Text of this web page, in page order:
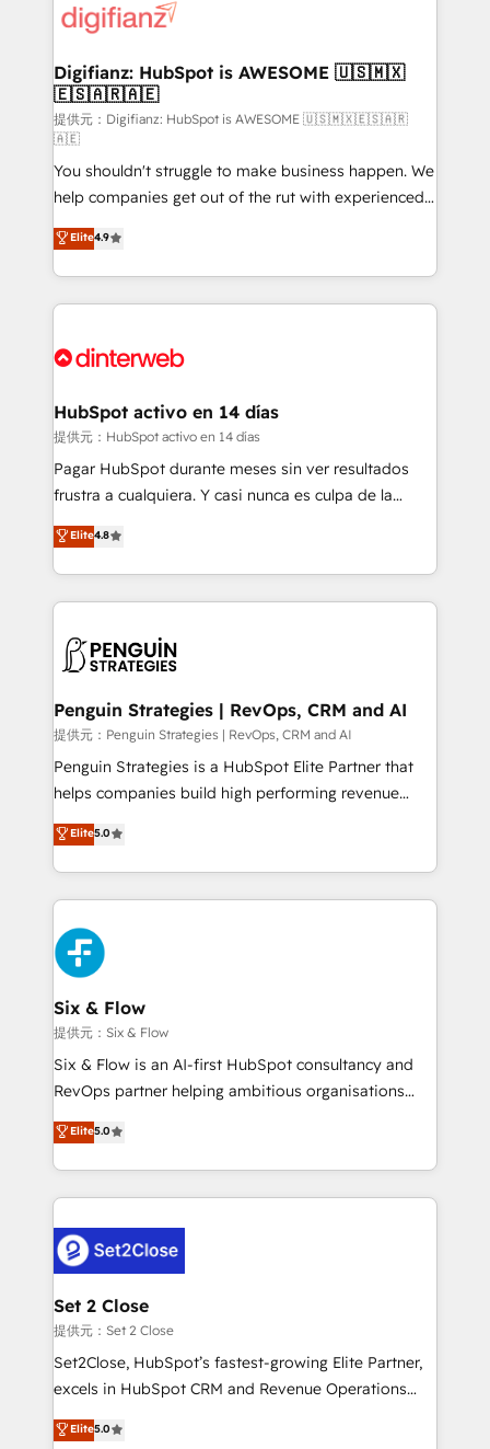
more people - Get the most out of your HubSpot
investment
supercharge revenue operations Key services: • CRM
Transformation / Web Development • RevOps &
Sales Consulting • Marketing Automation What
makes us different? 🚀 Top 0.5% of global HubSpot
agencies ⚙️ The strongest technical ability and
integration capabilities 💼 Consultative, long-term
partners who will embed ourselves into your
business, processes and systems 🏢 We specialise in
working with mid-market and enterprise
organisations, global organisations and those with
complex use cases 🏆 CRM Implementation,
Onboarding Accredited 🔐 ISO27001 & ISO9001
Digifianz: HubSpot is AWESOME 🇺🇸🇲🇽
🇪🇸🇦🇷🇦🇪
提供元：Digifianz: HubSpot is AWESOME 🇺🇸🇲🇽🇪🇸🇦🇷
🇦🇪
You shouldn't struggle to make business happen. We
help companies get out of the rut with experienced,
process-oriented teams implementing HubSpot
Marketing, Sales, Service, CMS and Operations Hub,
so selling and actually engaging with your customers
feels easy and pain-free. We are a top ranked
and Customer First Awards, 4.9/5 rating in HubSpot
helps the following industries: logistics & 3PL, home
improvement & construction, branding and
commercialization, real estate, health, education,
SaaS, Software Dev & IT and consulting, make the
the United States, EU, UAE, Mexico and Latin
America. From casual user to super fan: make
Elite4.9
HubSpot activo en 14 días
提供元：HubSpot activo en 14 días
Pagar HubSpot durante meses sin ver resultados
frustra a cualquiera. Y casi nunca es culpa de la
herramienta: es del enfoque con el que se
implementó. Trabajamos con un catálogo de +80
casos de uso: cada uno resuelve un problema
concreto de tu operación en HubSpot. La entrega
en paralelo cuando tiene sentido, y siempre
Empiezas a ver resultados antes de que termine el
mes. 🏆 HubSpot Partner of the Year 2022, máximo
reconocimiento del ecosistema. Elite Solutions
Partner, el nivel más alto. +700 clientes
Hospital ABC, Hogares Unión, Yves Rocher,
MacStore, Café Britt, Bella Piel, confiaron en
respuestas para empezar. Te ayudamos a identificar
el primer caso de uso que más impacto te dará.
días.
Elite4.8
Penguin Strategies | RevOps, CRM and AI
提供元：Penguin Strategies | RevOps, CRM and AI
Penguin Strategies is a HubSpot Elite Partner that
helps companies build high performing revenue
operations across complex sales cycles, multi
system environments and global SaaS or
manufacturing teams. Trusted by leading enterprises
and fast growing scale ups including Sony, Rapyd,
Fiverr, XM Cyber, Bridgepointe Technologies, EMA
Design Automation and Uptive. 📊 RevOps & data
architecture 🔗 CRM migrations & End to end
integrations 🤖 AI workflows & enrichment 📘 Team
enablement & company-wide adoption We create
HubSpot environments that teams use with
confidence and that leadership can rely on for
Elite5.0
Six & Flow
提供元：Six & Flow
Six & Flow is an AI-first HubSpot consultancy and
RevOps partner helping ambitious organisations
grow with clarity, confidence, and intelligence.
Operating across the UK, Netherlands, Ireland, and
Canada, we’ve delivered thousands of successful
HubSpot projects for mid-market and enterprise
combine HubSpot, data, and AI to design connected
go-to-market systems that align people, process,
and technology for predictable, scalable revenue
growth. Our expertise spans RevOps, CRM and data
architecture, AI enablement, and strategic marketing,
delivered through our proprietary FLAIR framework
Partner and ISO 27001:2022 certified consultancy,
Elite5.0
Set 2 Close
提供元：Set 2 Close
Set2Close, HubSpot’s fastest-growing Elite Partner,
excels in HubSpot CRM and Revenue Operations
(RevOps) services to boost B2B sales and growth.
As a top HubSpot Elite Partner, we specialize in
Elite5.0